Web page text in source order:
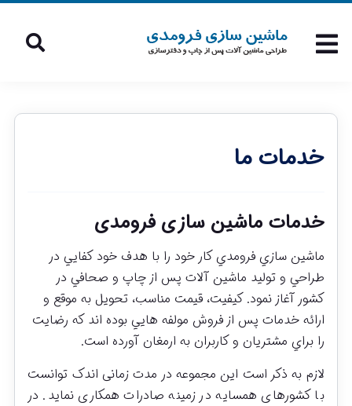
خدمات ما
خدمات ماشین سازی فرومدی
ماشين سازي فرومدي کار خود را با هدف خود کفايي در
طراحي و توليد ماشين آلات پس از چاپ و صحافي در
کشور آغاز نمود. کيفيت، قيمت مناسب، تحويل به موقع و
ارائه خدمات پس از فروش مولفه هايي بوده اند که رضايت
را براي مشتريان و کاربران به ارمغان آورده است.
لازم به ذکر است این مجموعه در مدت زمانی اندک توانست
با کشورهای همسایه در زمینه صادرات همکاری نماید. در